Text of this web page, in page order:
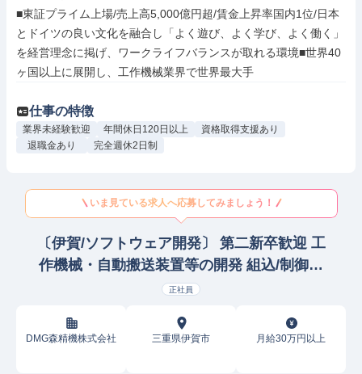
■東証プライム上場/売上高5,000億円超/賃金上昇率国内1位/日本
とドイツの良い文化を融合し「よく遊び、よく学び、よく働く」
を経営理念に掲げ、ワークライフバランスが取れる環境■世界40
ヶ国以上に展開し、工作機械業界で世界最大手
仕事の特徴
業界未経験歓迎 年間休日120日以上
資格取得支援あり
退職金あり
完全週休2日制
いま見ている求人へ応募してみましょう！
〔伊賀/ソフトウェア開発〕 第二新卒歓迎 工
作機械・自動搬送装置等の開発 組込/制御研
究開発
正社員
DMG森精機株式会社 三重県伊賀市 月給30万円以上